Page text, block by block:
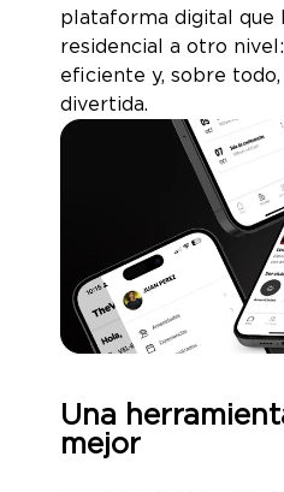
plataforma digital que
residencial a otro
eficiente y, sobre
divertida.
Una
mejor